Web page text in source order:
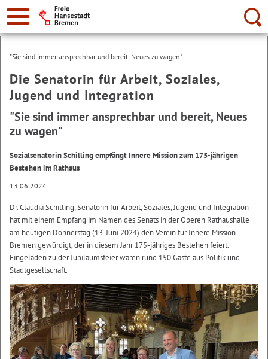
Suche:
"Sie sind immer ansprechbar und bereit, Neues zu wagen"
Die Senatorin für Arbeit, Soziales,
Jugend und Integration
"Sie sind immer ansprechbar und bereit, Neues
zu wagen"
Sozialsenatorin Schilling empfängt Innere Mission zum 175-jährigen
Bestehen im Rathaus
13.06.2024
Dr. Claudia Schilling, Senatorin für Arbeit, Soziales, Jugend und Integration
hat mit einem Empfang im Namen des Senats in der Oberen Rathaushalle
am heutigen Donnerstag (13. Juni 2024) den Verein für Innere Mission
Bremen gewürdigt, der in diesem Jahr 175-jähriges Bestehen feiert.
Eingeladen zu der Jubiläumsfeier waren rund 150 Gäste aus Politik und
Stadtgesellschaft.